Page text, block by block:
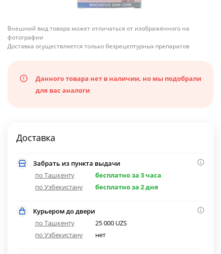
Внешний вид товара может отличаться от изображённого на
фотографии
Доставка осуществляется только безрецептурных препаратов
Данного товара нет в наличии, но мы подобрали
для вас аналоги
Доставка
Забрать из пункта выдачи
по Ташкенту
бесплатно за 3 часа
по Узбекистану
бесплатно за 2 дня
Курьером до двери
по Ташкенту
25 000 UZS
по Узбекистану
нет